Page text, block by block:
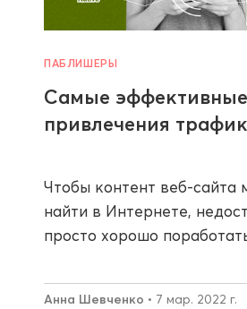
ПАБЛИШЕРЫ
Самые эффективные
привлечения
Чтобы контент веб-сайта
найти в Интернете,
просто хорошо
Анна Шевченко • 7 мар. 2022 г.